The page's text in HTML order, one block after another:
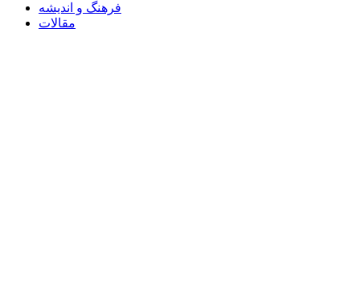
فرهنگ و اندیشه
مقالات